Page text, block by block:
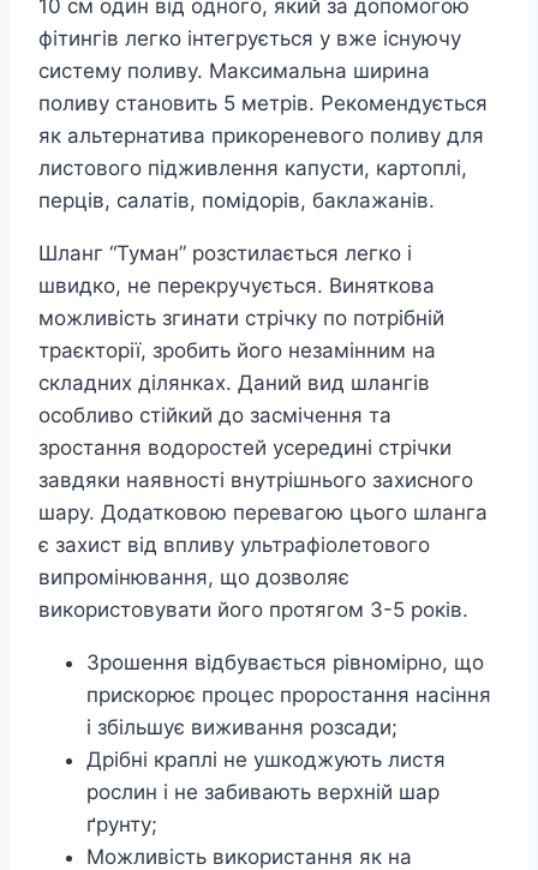
10 см один від одного, який за допомогою
фітингів легко інтегрується у вже існуючу
систему поливу. Максимальна ширина
поливу становить 5 метрів. Рекомендується
як альтернатива прикореневого поливу для
листового підживлення капусти, картоплі,
перців, салатів, помідорів, баклажанів.
Шланг “Туман” розстилається легко і
швидко, не перекручується. Виняткова
можливість згинати стрічку по потрібній
траєкторії, зробить його незамінним на
складних ділянках. Даний вид шлангів
особливо стійкий до засмічення та
зростання водоростей усередині стрічки
завдяки наявності внутрішнього захисного
шару. Додатковою перевагою цього шланга
є захист від впливу ультрафіолетового
випромінювання, що дозволяє
використовувати його протягом 3-5 років.
Зрошення відбувається рівномірно, що
прискорює процес проростання насіння
і збільшує виживання розсади;
Дрібні краплі не ушкоджують листя
рослин і не забивають верхній шар
ґрунту;
Можливість використання як на